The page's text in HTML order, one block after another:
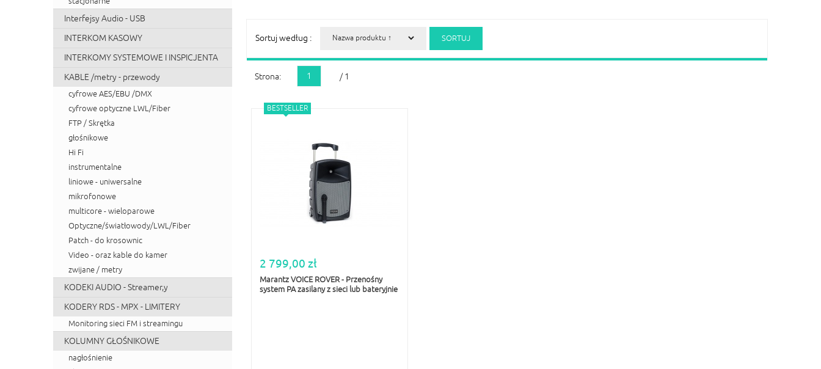
Interfejsy Audio - USB
INTERKOM KASOWY
INTERKOMY SYSTEMOWE I INSPICJENTA
KABLE /metry - przewody
cyfrowe AES/EBU /DMX
cyfrowe optyczne LWL/Fiber
FTP / Skrętka
głośnikowe
Hi Fi
instrumentalne
liniowe - uniwersalne
mikrofonowe
multicore - wieloparowe
Optyczne/światłowody/LWL/Fiber
Patch - do krosownic
Video - oraz kable do kamer
zwijane / metry
KODEKI AUDIO - Streamer,y
KODERY RDS - MPX - LIMITERY
Monitoring sieci FM i streamingu
KOLUMNY GŁOŚNIKOWE
nagłośnienie
Sortuj według :
Strona: 1 / 1
BESTSELLER
2 799,00 zł
Marantz VOICE ROVER - Przenośny
system PA zasilany z sieci lub bateryjnie